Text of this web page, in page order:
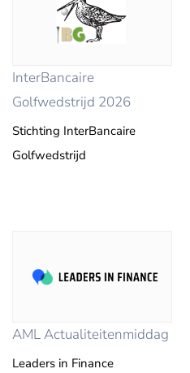
InterBancaire
Golfwedstrijd 2026
Stichting InterBancaire
Golfwedstrijd
AML Actualiteitenmiddag
Leaders in Finance